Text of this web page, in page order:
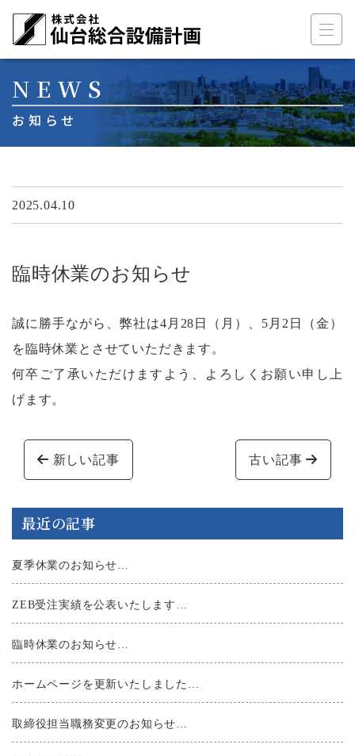
メインナビゲーション
NEWS
お知らせ
2025.04.10
臨時休業のお知らせ
誠に勝手ながら、弊社は4月28日（月）、5月2日（金）
を臨時休業とさせていただきます。
何卒ご了承いただけますよう、よろしくお願い申し上
げます。
投稿ナビゲーション
新しい記事 古い記事
最近の記事
夏季休業のお知らせ…
ZEB受注実績を公表いたします…
臨時休業のお知らせ…
ホームページを更新いたしました…
取締役担当職務変更のお知らせ…